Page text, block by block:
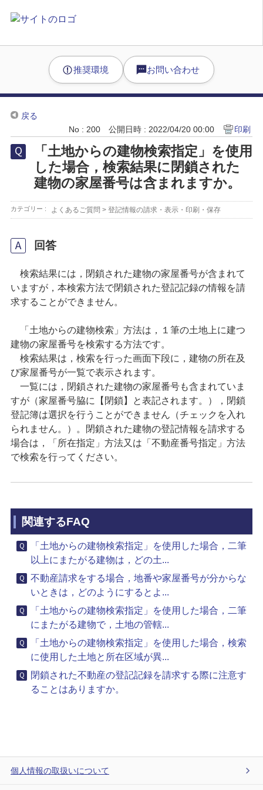
推奨環境 お問い合わせ
戻る
No : 200
公開日時 : 2022/04/20 00:00 印刷
「土地からの建物検索指定」を使用
した場合，検索結果に閉鎖された
建物の家屋番号は含まれますか。
カテゴリー : よくあるご質問 > 登記情報の請求・表示・印刷・保存
回答
検索結果には，閉鎖された建物の家屋番号が含まれて
いますが，本検索方法で閉鎖された登記記録の情報を請
求することができません。
「土地からの建物検索」方法は，１筆の土地上に建つ
建物の家屋番号を検索する方法です。
検索結果は，検索を行った画面下段に，建物の所在及
び家屋番号が一覧で表示されます。
一覧には，閉鎖された建物の家屋番号も含まれていま
すが（家屋番号脇に【閉鎖】と表記されます。），閉鎖
登記簿は選択を行うことができません（チェックを入れ
られません。）。閉鎖された建物の登記情報を請求する
場合は，「所在指定」方法又は「不動産番号指定」方法
で検索を行ってください。
関連するFAQ
「土地からの建物検索指定」を使用した場合，二筆
以上にまたがる建物は，どの土...
不動産請求をする場合，地番や家屋番号が分からな
いときは，どのようにするとよ...
「土地からの建物検索指定」を使用した場合，二筆
にまたがる建物で，土地の管轄...
「土地からの建物検索指定」を使用した場合，検索
に使用した土地と所在区域が異...
閉鎖された不動産の登記記録を請求する際に注意す
ることはありますか。
個人情報の取扱いについて